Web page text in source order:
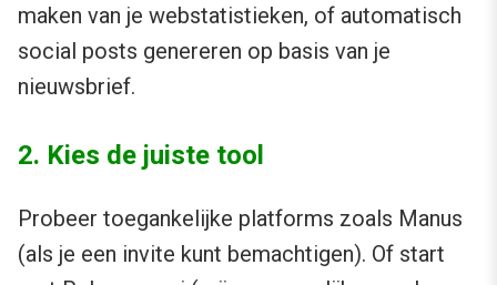
maken van je webstatistieken, of automatisch
social posts genereren op basis van je
nieuwsbrief.
2. Kies de juiste tool
Probeer toegankelijke platforms zoals Manus
(als je een invite kunt bemachtigen). Of start